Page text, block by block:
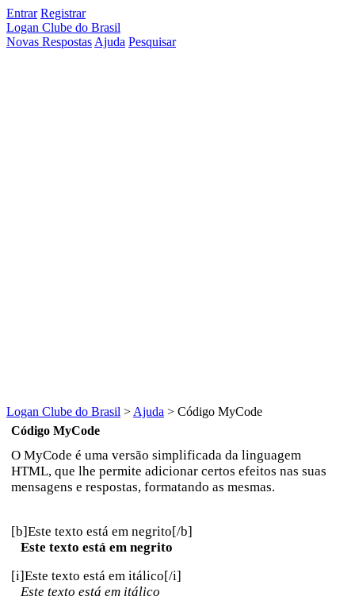
Entrar Registrar
Logan Clube do Brasil
Novas Respostas Ajuda Pesquisar
Logan Clube do Brasil > Ajuda > Código MyCode
Código MyCode
O MyCode é uma versão simplificada da linguagem
HTML, que lhe permite adicionar certos efeitos nas suas
mensagens e respostas, formatando as mesmas.
[b]Este texto está em negrito[/b]
Este texto está em negrito
[i]Este texto está em itálico[/i]
Este texto está em itálico